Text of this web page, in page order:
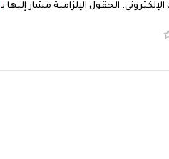
الحقول الإلزامية مشار إليها بـ